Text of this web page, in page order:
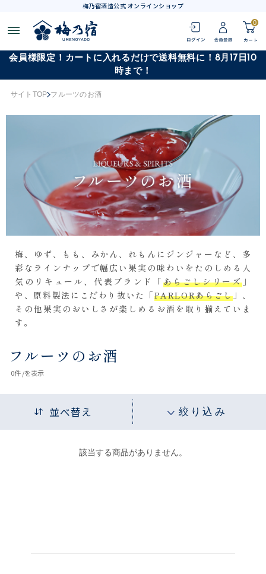
梅乃宿酒造公式 オンラインショップ
0
会員様限定！カートに入れるだけで送料無料に！8月17日10
時まで！
サイトTOP フルーツのお酒
梅、ゆず、もも、みかん、れもんにジンジャーなど、多
彩なラインナップで幅広い果実の味わいをたのしめる人
気のリキュール、代表ブランド「 あらごしシリーズ」
や、原料製法にこだわり抜いた「PARLORあらごし」、
その他果実のおいしさが楽しめるお酒を取り揃えていま
す。
フルーツのお酒
0件 /を表示
並べ替え 絞り込み
該当する商品がありません。